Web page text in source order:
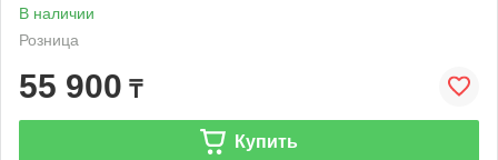
В наличии
Розница
55 900 ₸
Купить